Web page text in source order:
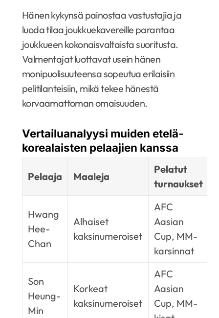
Hänen kykynsä painostaa vastustajia ja
luoda tilaa joukkuekavereille parantaa
joukkueen kokonaisvaltaista suoritusta.
Valmentajat luottavat usein hänen
monipuolisuuteensa sopeutua erilaisiin
pelitilanteisiin, mikä tekee hänestä
korvaamattoman omaisuuden.
Vertailuanalyysi muiden etelä-
korealaisten pelaajien kanssa
Pelaaja Maaleja
Pelatut
turnaukset
Hwang
Hee-
Chan
Alhaiset
kaksinumeroiset
AFC
Aasian
Cup, MM-
karsinnat
Son
Heung-
Min
Korkeat
kaksinumeroiset
AFC
Aasian
Cup, MM-